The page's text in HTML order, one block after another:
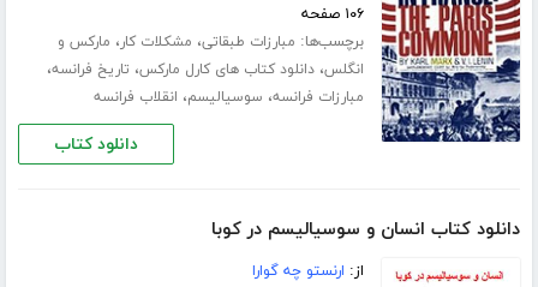
۱۰۶ صفحه
برچسب‌ها: مبارزات طبقاتی، مشکلات کار، مارکس و
انگلس،دانلود کتاب های کارل مارکس، تاریخ فرانسه،
مبارزات فرانسه، سوسیالیسم، انقلاب فرانسه
دانلود کتاب
دانلود کتاب انسان و سوسیالیسم در کوبا
از: ارنستو چه گوارا